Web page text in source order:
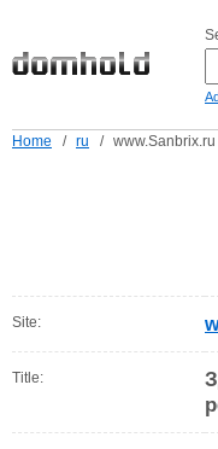
Home / ru / www.Sanbrix.ru
Site:
Title: